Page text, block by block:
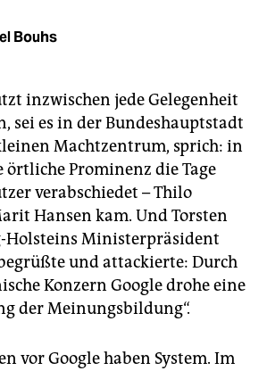
Bouhs
inzwischen jede Gelegenheit
sei es in der Bundeshauptstadt
Machtzentrum, sprich: in
örtliche Prominenz die Tage
verabschiedet – Thilo
Hansen kam. Und Torsten
Holsteins Ministerpräsident
und attackierte: Durch
Konzern Google drohe eine
der Meinungsbildung“.
vor Google haben System. Im